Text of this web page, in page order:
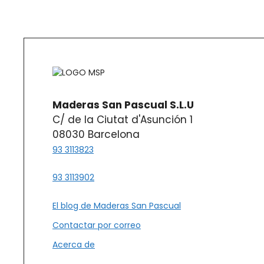
producto
Maderas San Pascual S.L.U
C/ de la Ciutat d'Asunción 1
08030 Barcelona
93 3113823
93 3113902
El blog de Maderas San Pascual
Contactar por correo
Acerca de